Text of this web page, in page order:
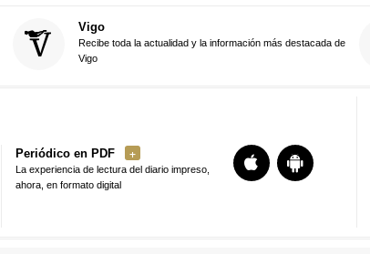
Vigo
Recibe toda la actualidad y la información más destacada de
Vigo
Periódico en PDF
La experiencia de lectura del diario impreso,
ahora, en formato digital